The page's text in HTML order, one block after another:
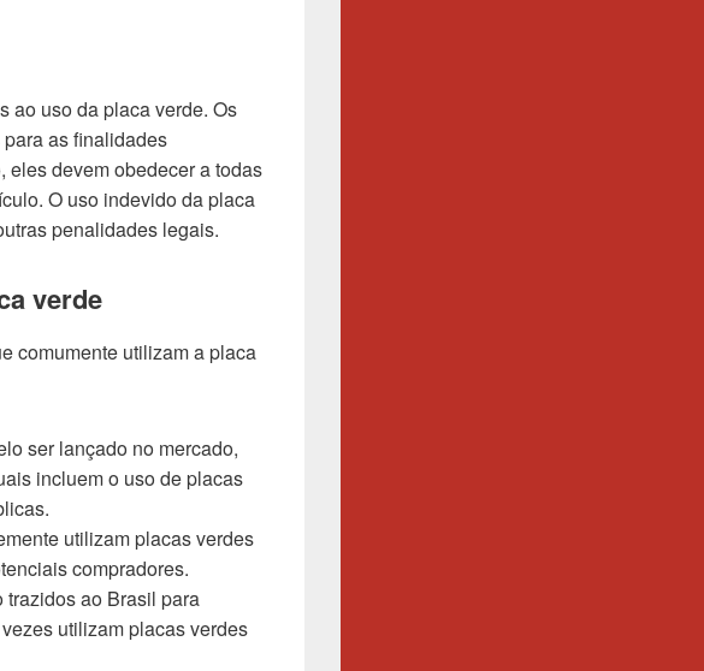
ao uso da placa verde. Os
as finalidades
eles devem obedecer a todas
O uso indevido da placa
penalidades legais.
verde
comumente utilizam a placa
ser lançado no mercado,
incluem o uso de placas
utilizam placas verdes
compradores.
trazidos ao Brasil para
utilizam placas verdes